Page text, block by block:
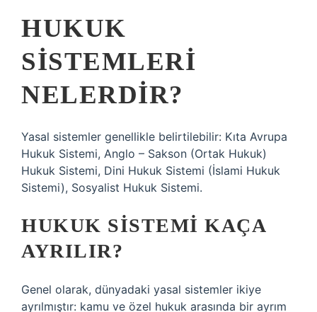
HUKUK
SISTEMLERI
NELERDIR?
Yasal sistemler genellikle belirtilebilir: Kıta Avrupa
Hukuk Sistemi, Anglo – Sakson (Ortak Hukuk)
Hukuk Sistemi, Dini Hukuk Sistemi (İslami Hukuk
Sistemi), Sosyalist Hukuk Sistemi.
HUKUK SISTEMI KAÇA
AYRILIR?
Genel olarak, dünyadaki yasal sistemler ikiye
ayrılmıştır: kamu ve özel hukuk arasında bir ayrım